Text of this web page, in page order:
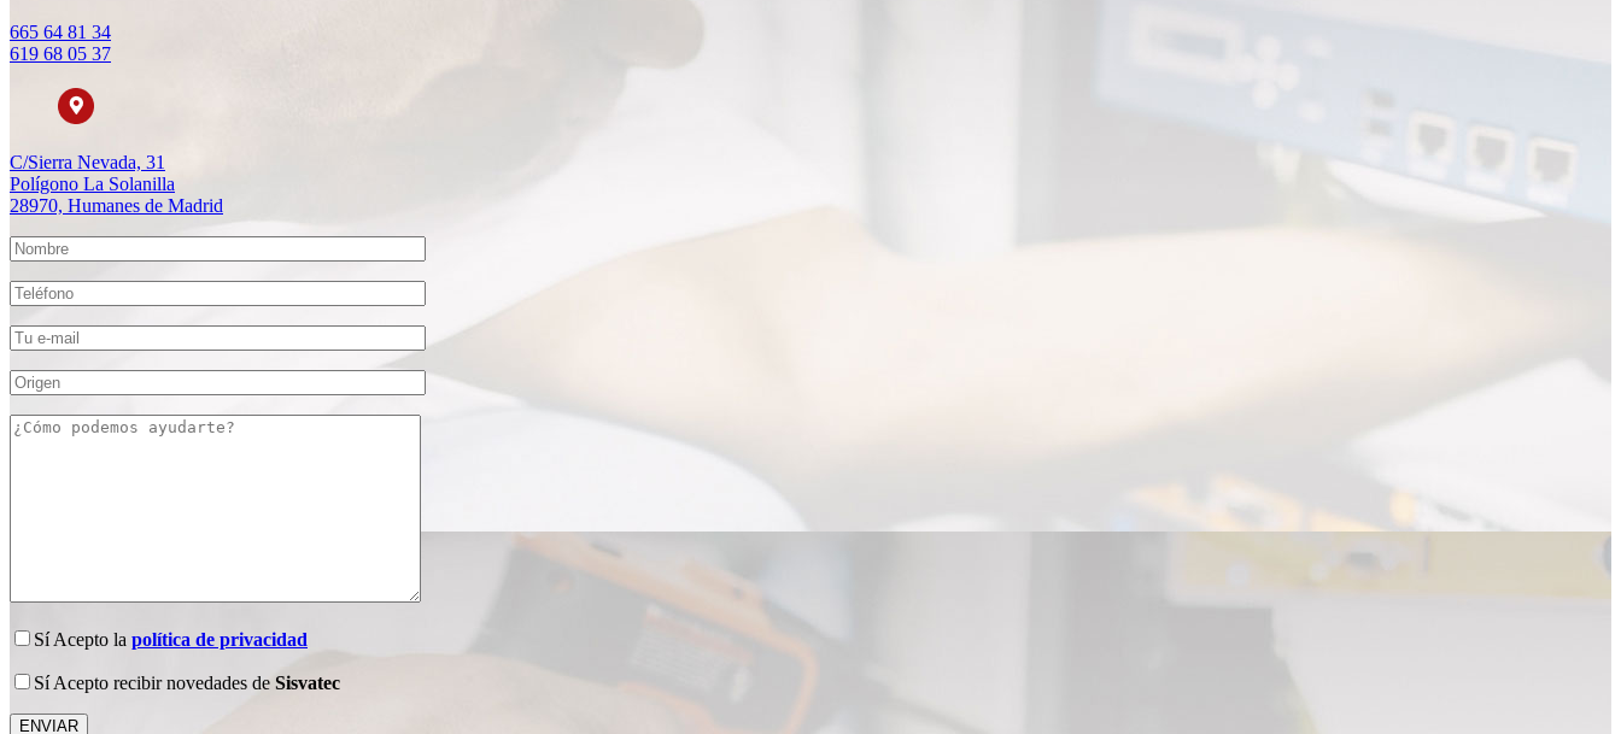
665 64 81 34
619 68 05 37
C/Sierra Nevada, 31
Polígono La Solanilla
28970, Humanes de Madrid
SíAcepto la política de privacidad
SíAcepto recibir novedades de Sisvatec